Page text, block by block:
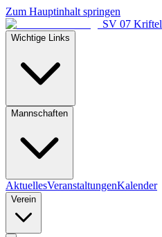
Zum Hauptinhalt springen
SV 07 Kriftel
Wichtige Links
Mannschaften
AktuellesVeranstaltungenKalender
Verein